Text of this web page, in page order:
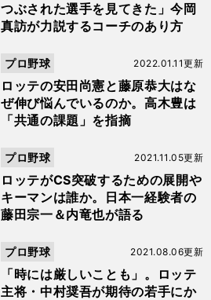
つぶされた選手を見てきた」今岡
真訪が力説するコーチのあり方
ロッテの安田尚憲と藤原恭大はな
ぜ伸び悩んでいるのか。高木豊は
「共通の課題」を指摘
2022.01.11更新
プロ野球
ロッテがCS突破するための展開や
キーマンは誰か。日本一経験者の
藤田宗一＆内竜也が語る
2021.11.05更新
プロ野球
「時には厳しいことも」。ロッテ
主将・中村奨吾が期待の若手にか
2021.08.06更新
プロ野球